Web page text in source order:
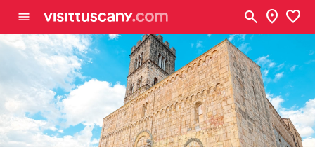
menu search location_on favorite